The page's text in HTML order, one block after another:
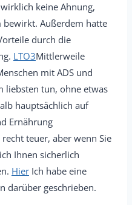
keine Ahnung,
bewirkt. Außerdem hatte
durch die
LTO3Mittlerweile
mit ADS und
liebsten tun, ohne etwas
hauptsächlich auf
Ernährung
teuer, aber wenn Sie
Ihnen sicherlich
Hier Ich habe eine
darüber geschrieben.